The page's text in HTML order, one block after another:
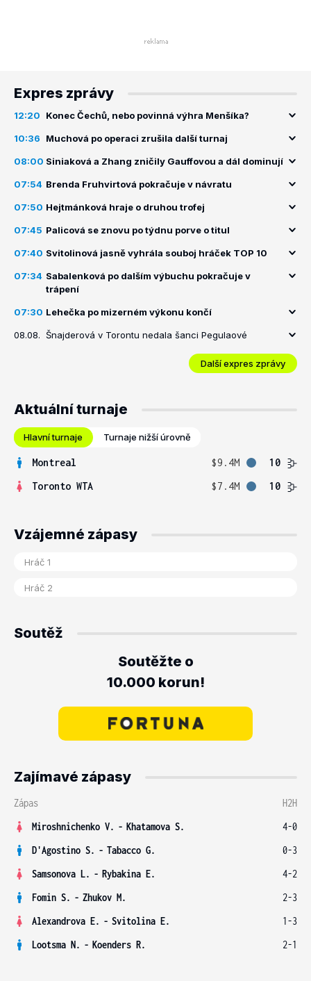
Expres zprávy
12:20 Konec Čechů, nebo povinná výhra Menšíka?
10:36 Muchová po operaci zrušila další turnaj
08:00 Siniaková a Zhang zničily Gauffovou a dál dominují
07:54 Brenda Fruhvirtová pokračuje v návratu
07:50 Hejtmánková hraje o druhou trofej
07:45 Palicová se znovu po týdnu porve o titul
07:40 Svitolinová jasně vyhrála souboj hráček TOP 10
07:34 Sabalenková po dalším výbuchu pokračuje v
trápení
07:30 Lehečka po mizerném výkonu končí
08.08. Šnajderová v Torontu nedala šanci Pegulaové
Další expres zprávy
Aktuální turnaje
Hlavní turnaje Turnaje nižší úrovně
Montreal $9.4M
10
Toronto WTA
$7.4M 10
Vzájemné zápasy
Soutěž
Soutěžte o
10.000 korun!
Zajímavé zápasy
Zápas
H2H
Miroshnichenko V. - Khatamova S.
4-0
D'Agostino S. - Tabacco G.
0-3
Samsonova L. - Rybakina E.
4-2
Fomin S. - Zhukov M.
2-3
Alexandrova E. - Svitolina E.
1-3
Lootsma N. - Koenders R. 2-1